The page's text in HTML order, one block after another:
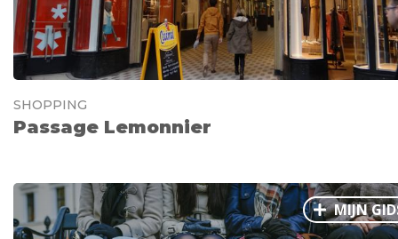
SHOPPING
Passage Lemonnier
MIJN